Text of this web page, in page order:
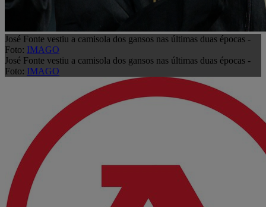
José Fonte vestiu a camisola dos gansos nas últimas duas épocas -
Foto: IMAGO
José Fonte vestiu a camisola dos gansos nas últimas duas épocas -
Foto: IMAGO